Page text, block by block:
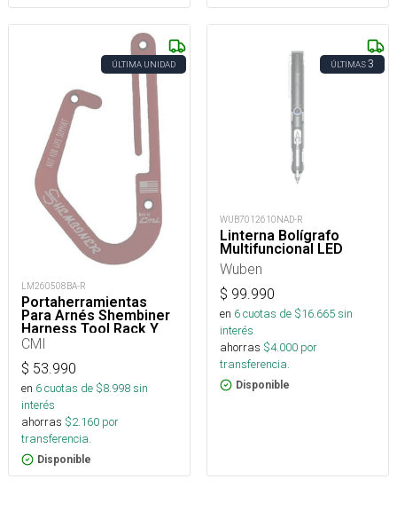
ÚLTIMA UNIDAD
LM260508BA-R
Portaherramientas
Para Arnés Shembiner
Harness Tool Rack Y
Arborismo
CMI
$ 53.990
en 6cuotas de $8.998sin
interés
ahorras $2.160 por
transferencia.
Disponible
ÚLTIMAS3
WUB7012610NAD-R
Linterna Bolígrafo
Multifuncional LED
Wuben
$ 99.990
en 6cuotas de $16.665sin
interés
ahorras $4.000 por
transferencia.
Disponible